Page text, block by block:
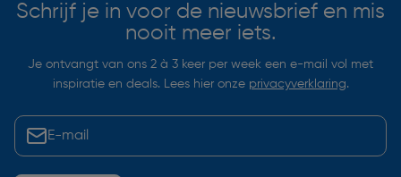
Schrijf je in voor de nieuwsbrief en mis
nooit meer iets.
Je ontvangt van ons 2 à 3 keer per week een e-mail vol met
inspiratie en deals. Lees hier onze privacyverklaring.